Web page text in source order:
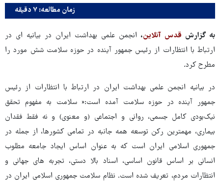
زمان مطالعه: ۷ دقیقه
به گزارش قدس آنلاین، انجمن علمی بهداشت ایران در بیانیه ای در
ارتباط با انتظارات از رئیس جمهور آینده در حوزه سلامت شش مورد را
مطرح کرد.
در بیانیه انجمن علمی بهداشت ایران در ارتباط با انتظارات از رئیس
جمهور آینده در حوزه سلامت آمده است:« سلامت به مفهوم تحقق
نیک‌بودی کامل جسمی، روانی و اجتماعی (و معنوی) و نه فقط فقدان
بیماری، مهمترین رکن توسعه همه جانبه در تمامی کشورها، از جمله در
جمهوری اسلامی ایران است که به عنوان اساس ایجاد جامعه مطلوب
انسانی بر اساس قانون اساسی، اسناد بالا دستی، تجربه های جهانی و
انتظارات مردم، تعریف شده است. نظام سلامت جمهوری اسلامی ایران در